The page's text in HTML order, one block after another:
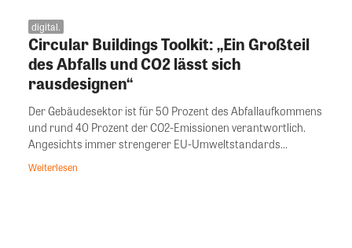
digital.
Circular Buildings Toolkit: „Ein Großteil
des Abfalls und CO2 lässt sich
rausdesignen“
Der Gebäudesektor ist für 50 Prozent des Abfallaufkommens
und rund 40 Prozent der CO2-Emissionen verantwortlich.
Angesichts immer strengerer EU-Umweltstandards...
Weiterlesen